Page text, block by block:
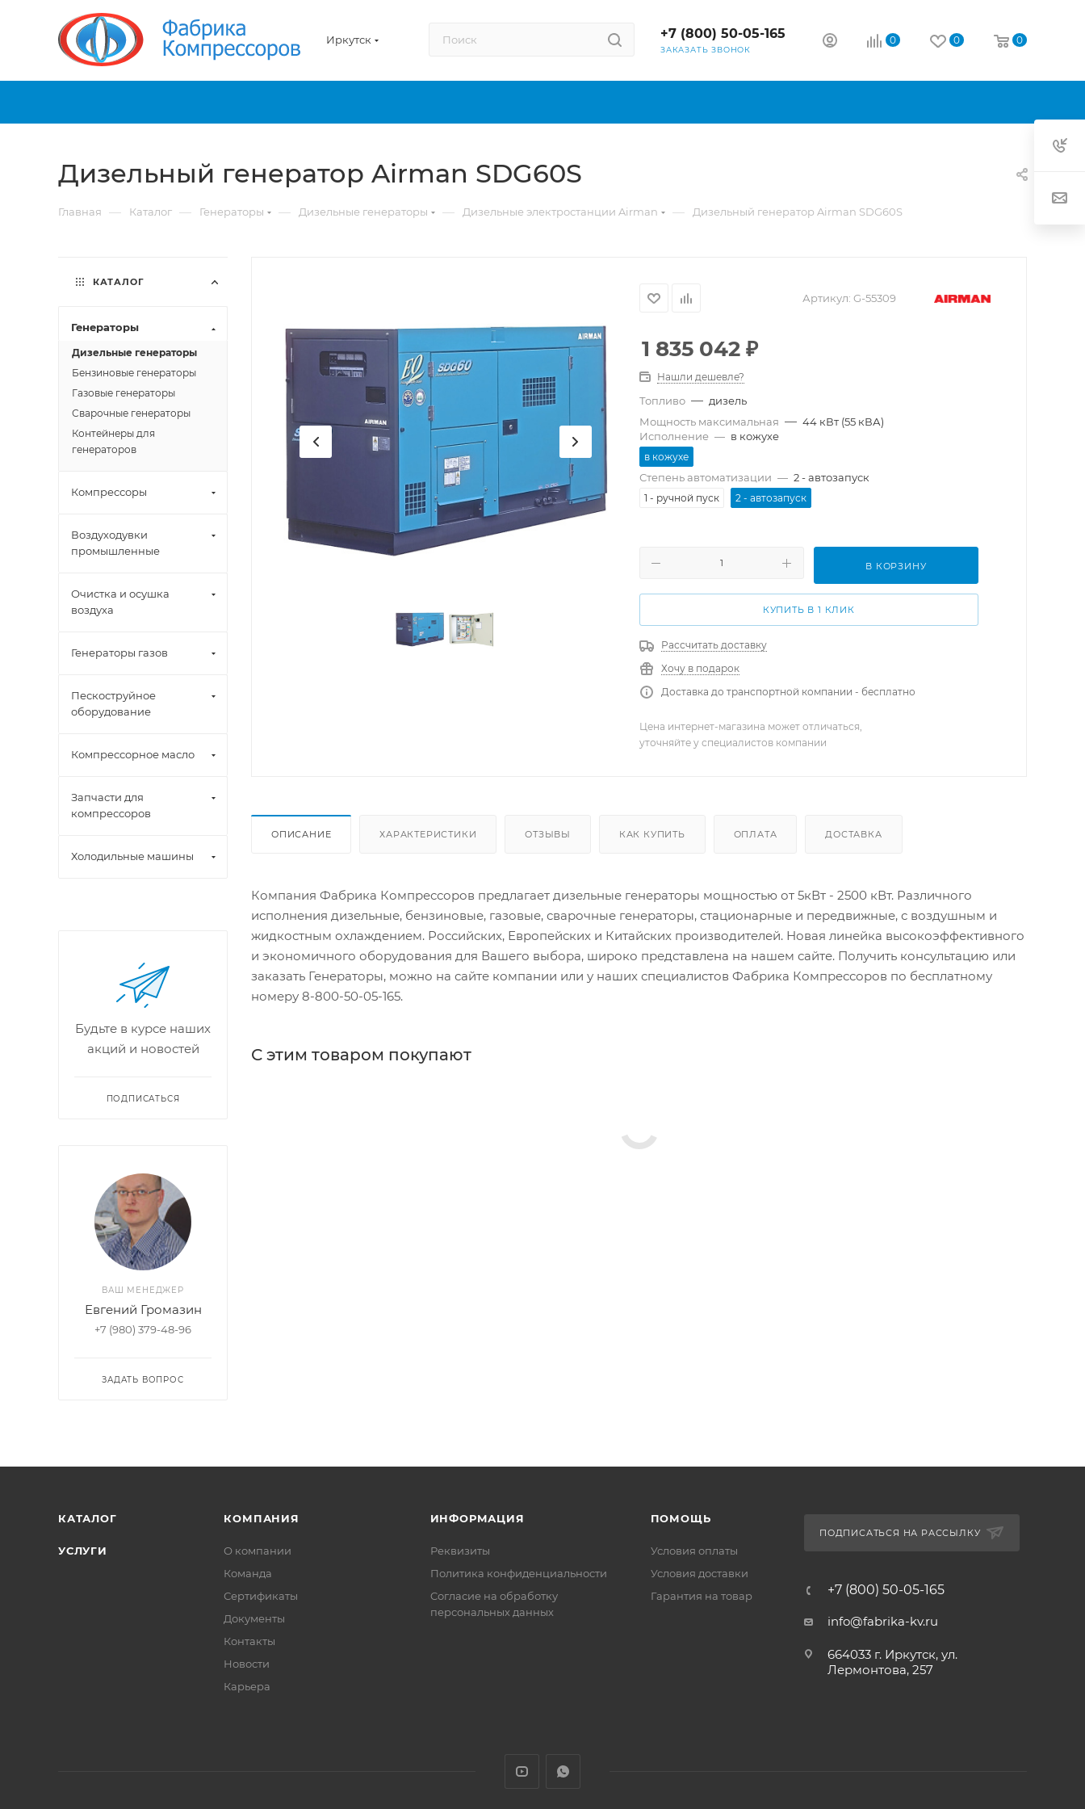
Иркутск +7 (800) 50-05-165
ЗАКАЗАТЬ ЗВОНОК
0 0 0
Дизельный генератор Airman SDG60S
Главная — Каталог — Генераторы — Дизельные генераторы — Дизельные электростанции Airman — Дизельный генератор Airman SDG60S
Артикул: G-55309
1 835 042₽
Нашли дешевле?
Топливо — дизель
Мощность максимальная — 44 кВт (55 кВА)
Исполнение — в кожухе
в кожухе
Степень автоматизации — 2 - автозапуск
1 - ручной пуск 2 - автозапуск
В КОРЗИНУ
КУПИТЬ В 1 КЛИК
Рассчитать доставку
Хочу в подарок
Доставка до транспортной компании - бесплатно
Цена интернет-магазина может отличаться,
уточняйте у специалистов компании
ОПИСАНИЕ ХАРАКТЕРИСТИКИ ОТЗЫВЫ КАК КУПИТЬ ОПЛАТА ДОСТАВКА
Компания Фабрика Компрессоров предлагает дизельные генераторы мощностью от 5кВт - 2500 кВт. Различного
исполнения дизельные, бензиновые, газовые, сварочные генераторы, стационарные и передвижные, с воздушным и
жидкостным охлаждением. Российских, Европейских и Китайских производителей. Новая линейка высокоэффективного
и экономичного оборудования для Вашего выбора, широко представлена на нашем сайте. Получить консультацию или
заказать Генераторы, можно на сайте компании или у наших специалистов Фабрика Компрессоров по бесплатному
номеру 8-800-50-05-165.
С этим товаром покупают
КАТАЛОГ
Генераторы
Дизельные генераторы
Бензиновые генераторы
Газовые генераторы
Сварочные генераторы
Контейнеры для
генераторов
Компрессоры
Воздуходувки
промышленные
Очистка и осушка
воздуха
Генераторы газов
Пескоструйное
оборудование
Компрессорное масло
Запчасти для
компрессоров
Холодильные машины
Будьте в курсе наших
акций и новостей
ПОДПИСАТЬСЯ
ВАШ МЕНЕДЖЕР
Евгений Громазин
+7 (980) 379-48-96
ЗАДАТЬ ВОПРОС
КАТАЛОГ
УСЛУГИ
КОМПАНИЯ
О компании
Команда
Сертификаты
Документы
Контакты
Новости
Карьера
ИНФОРМАЦИЯ
Реквизиты
Политика конфиденциальности
Cогласие на обработку
персональных данных
ПОМОЩЬ
Условия оплаты
Условия доставки
Гарантия на товар
ПОДПИСАТЬСЯ НА РАССЫЛКУ
+7 (800) 50-05-165
info@fabrika-kv.ru
664033 г. Иркутск, ул.
Лермонтова, 257